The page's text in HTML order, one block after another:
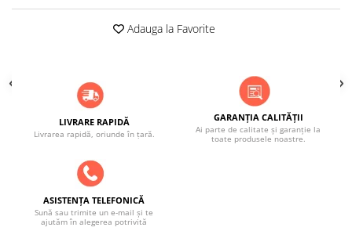
Baterii și accesorii
PLASE DE UMBRIRE/ ANTIGRINDINĂ
Unelte electrice
Unelte pentru grădinărit
STICLĂ TERMOREZISTENTĂ
TIMP LIBER IN NATURA
TRUSE SI ACCESORII PROFESIONALE
DE CURATARE HORN
Adauga la Favorite
LIVRARE RAPIDĂ
Livrarea rapidă, oriunde în țară.
GARANȚIA CALITĂȚII
Ai parte de calitate și garanție la
toate produsele noastre.
ASISTENȚA TELEFONICĂ
Sună sau trimite un e-mail și te
ajutăm în alegerea potrivită